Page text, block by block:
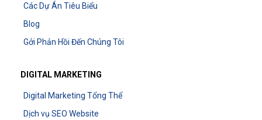
Các Dự Án Tiêu Biểu
Blog
Gởi Phản Hồi Đến Chúng Tôi
DIGITAL MARKETING
Digital Marketing Tổng Thể
Dịch vụ SEO Website